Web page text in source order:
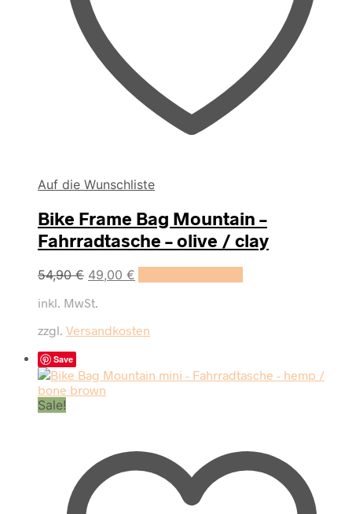
Auf die Wunschliste
Bike Frame Bag Mountain –
Fahrradtasche – olive / clay
54,90€ Ursprünglicher
war:
49,00 €
inkl. MwSt.
zzgl. Versandkosten
Save
Sale!